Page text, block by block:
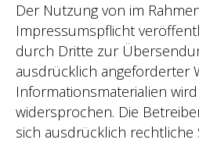
Der Nutzung von im
Impressumspflicht
durch Dritte zur
ausdrücklich angeforderter
Informationsmaterialien
widersprochen. Die
sich ausdrücklich rechtliche